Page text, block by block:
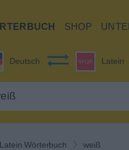
SHOP
Deutsch Latein
Wörterbuch weiß